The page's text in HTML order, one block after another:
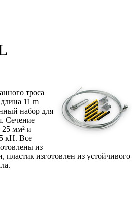
троса
11 m
набор для
Сечение
25 мм² и
кН. Все
из
пластик изготовлен из устойчивого